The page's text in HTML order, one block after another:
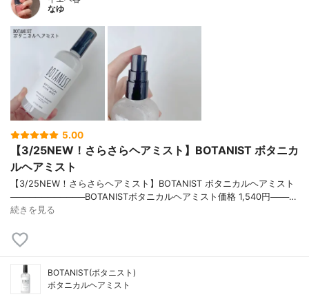
なゆ
5.00
【3/25NEW！さらさらヘアミスト】BOTANIST ボタニカ
ルヘアミスト
【3/25NEW！さらさらヘアミスト】BOTANIST ボタニカルヘアミスト
────────────BOTANISTボタニカルヘアミスト価格 1,540円───…
続きを見る
BOTANIST(ボタニスト)
ボタニカルヘアミスト